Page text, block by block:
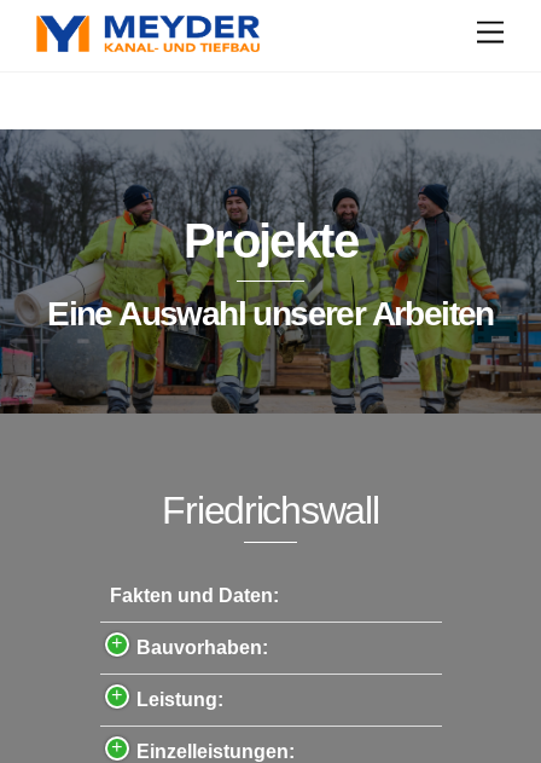
Skip
Projekte
Eine Auswahl unserer Arbeiten
Friedrichswall
Fakten und Daten:
Bauvorhaben:
Leistung:
Einzelleistungen: